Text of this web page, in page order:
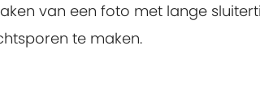
van een foto met lange
te maken.